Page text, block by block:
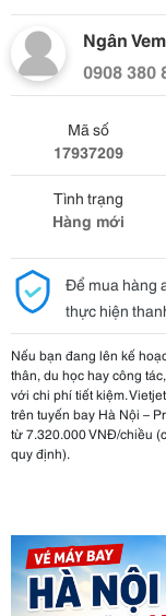
Ngân
0908 380
Mã số
17937209
Tình trạng
Hàng mới
Để mua hàng
thực hiện
Nếu bạn đang lên kế
thân, du học hay công
với chi phí tiết kiệm.
trên tuyến bay Hà Nội –
từ 7.320.000 VNĐ/chiều
quy định).